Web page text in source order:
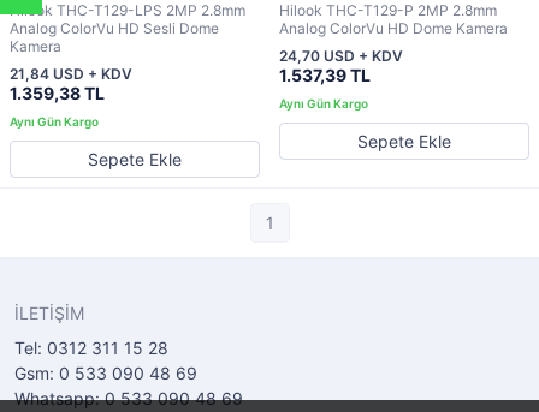
Hilook THC-T129-LPS 2MP 2.8mm
Analog ColorVu HD Sesli Dome
Kamera
1.359,38 TL
21,84 USD + KDV
Sepete Ekle
Hilook THC-T129-P 2MP 2.8mm
Analog ColorVu HD Dome Kamera
1.537,39 TL
24,70 USD + KDV
Sepete Ekle
1
İLETİŞİM
Tel: 0312 311 15 28
Gsm: 0 533 090 48 69
Whatsapp: 0 533 090 48 69